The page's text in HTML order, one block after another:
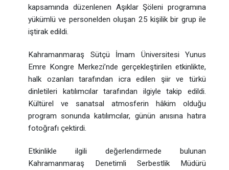
kapsamında düzenlenen Aşıklar Şöleni programına
yükümlü ve personelden oluşan 25 kişilik bir grup ile
iştirak edildi.
Kahramanmaraş Sütçü İmam Üniversitesi Yunus
Emre Kongre Merkezi’nde gerçekleştirilen etkinlikte,
halk ozanları tarafından icra edilen şiir ve türkü
dinletileri katılımcılar tarafından ilgiyle takip edildi.
Kültürel ve sanatsal atmosferin hâkim olduğu
program sonunda katılımcılar, günün anısına hatıra
fotoğrafı çektirdi.
Etkinlikle ilgili değerlendirmede bulunan
Kahramanmaraş Denetimli Serbestlik Müdürü